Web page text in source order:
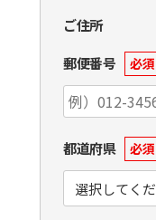
ご住所
郵便番号
必須
都道府県 必須